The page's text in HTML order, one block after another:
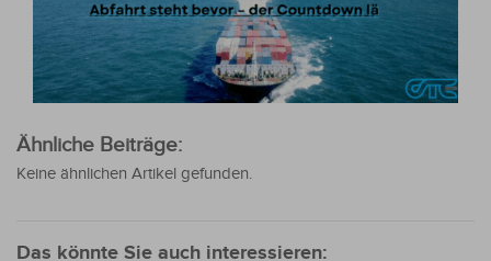
Ähnliche Beiträge:
Keine ähnlichen Artikel gefunden.
Das könnte Sie auch interessieren: